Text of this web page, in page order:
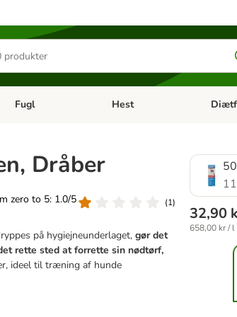
Åben kategori menu: Fisk
Fugl Åben kategori menu: Fugl
Hest Åben
Dråber
zero to 5: 1.0/5
(1)
på hygiejneunderlaget,gør det
rette sted at forrette sin nødtørf,
ideel til træning af hunde
32,90
658,00 kr / l